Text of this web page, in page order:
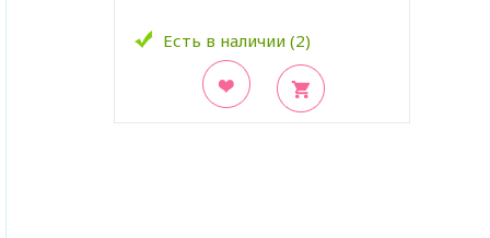
Есть в наличии (2)